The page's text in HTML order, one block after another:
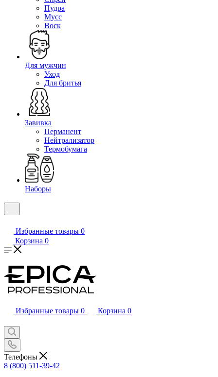
Пудра
Мусс
Воск
Для мужчин
Уход
Для бритья
Завивка
Перманент
Нейтрализатор
Термобумага
Наборы
Избранные товары 0
Корзина 0
Избранные товары 0 Корзина 0
Телефоны
8 (800) 511-39-42